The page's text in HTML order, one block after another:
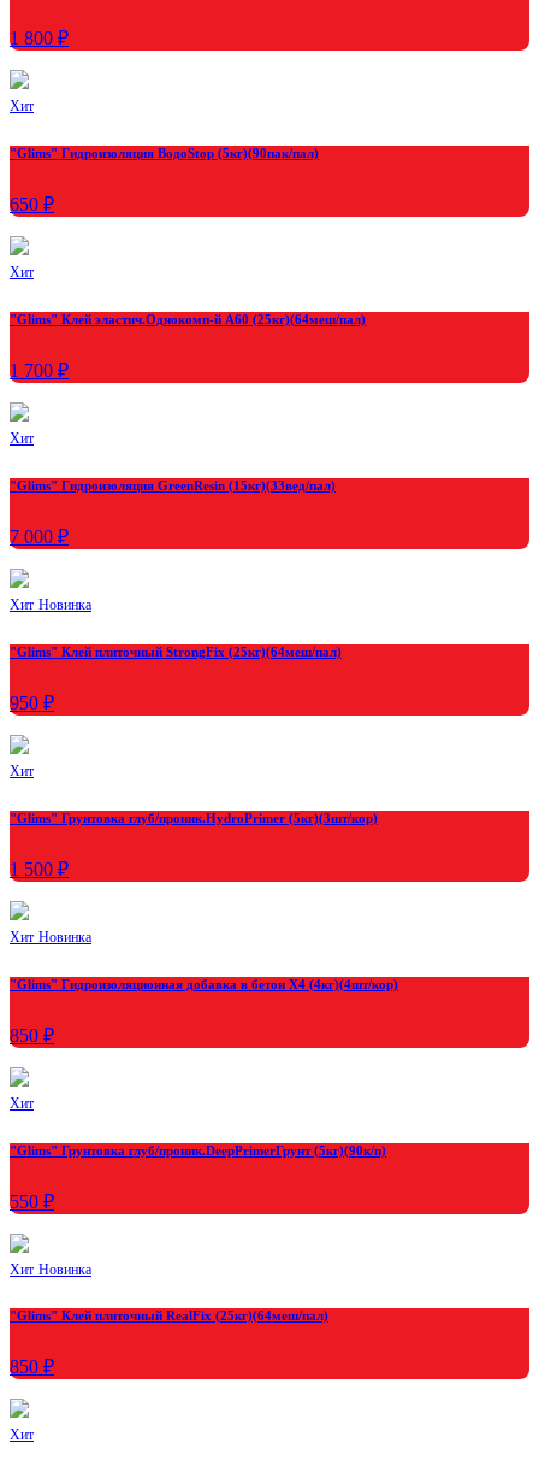
1 800 ₽
Хит
"Glims" Гидроизоляция ВодоStop (5кг)(90пак/пал)
650 ₽
Хит
"Glims" Клей эластич.Однокомп-й A60 (25кг)(64меш/пал)
1 700 ₽
Хит
"Glims" Гидроизоляция GreenResin (15кг)(33вед/пал)
7 000 ₽
Хит Новинка
"Glims" Клей плиточный StrongFix (25кг)(64меш/пал)
950 ₽
Хит
"Glims" Грунтовка глуб/проник.HydroPrimer (5кг)(3шт/кор)
1 500 ₽
Хит Новинка
"Glims" Гидроизоляционная добавка в бетон X4 (4кг)(4шт/кор)
850 ₽
Хит
"Glims" Грунтовка глуб/проник.DeepPrimerГрунт (5кг)(90к/п)
550 ₽
Хит Новинка
"Glims" Клей плиточный RealFix (25кг)(64меш/пал)
850 ₽
Хит